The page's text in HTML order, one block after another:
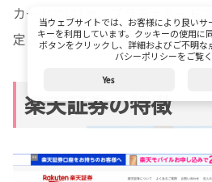
カードでは1%、プラチナカード
定されていることも特徴です。
楽天証券の特徴
当ウェブサイトでは、お客様により良い
キーを利用しています。クッキーの使用に
ボタンをクリックし、詳細およびご不明
バシーポリシーをご覧く
Yes